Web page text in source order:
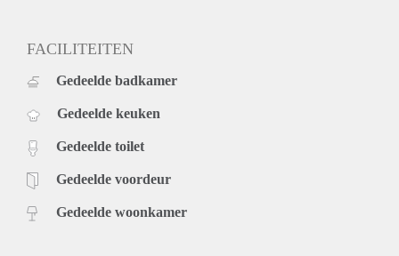
FACILITEITEN
Gedeelde badkamer
Gedeelde keuken
Gedeelde toilet
Gedeelde voordeur
Gedeelde woonkamer